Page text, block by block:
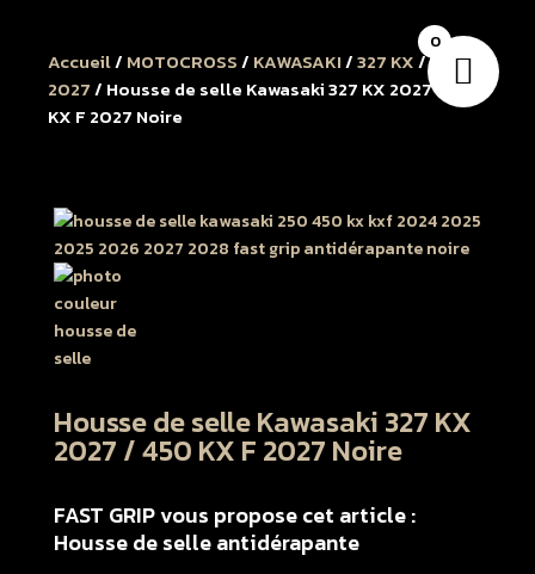
Accueil/ MOTOCROSS/ KAWASAKI/327 KX/327 KX
2027/ Housse de selle Kawasaki 327 KX 2027 / 450
KX F 2027 Noire
Housse de selle Kawasaki 327 KX
2027 / 450 KX F 2027 Noire
FAST GRIP vous propose cet article :
Housse de selle antidérapante
0